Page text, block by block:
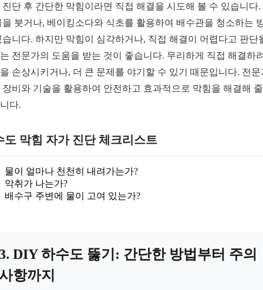
진단 후 간단한 막힘이라면 직접 해결을 시도해 볼 수 있습니다.
을 붓거나, 베이킹소다와 식초를 활용하여 배수관을 청소하는
습니다. 하지만 막힘이 심각하거나, 직접 해결이 어렵다고 판단
전문가의 도움을 받는 것이 좋습니다. 무리하게 직접 해결하
손상시키거나, 더 큰 문제를 야기할 수 있기 때문입니다. 전문
장비와 기술을 활용하여 안전하고 효과적으로 막힘을 해결해
다.
도 막힘 자가 진단 체크리스트
물이 얼마나 천천히 내려가는가?
악취가 나는가?
배수구 주변에 물이 고여 있는가?
DIY 하수도 뚫기: 간단한 방법부터 주의
항까지